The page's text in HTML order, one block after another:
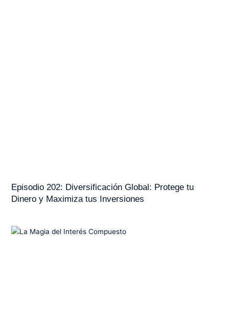
Episodio 202: Diversificación Global: Protege tu
Dinero y Maximiza tus Inversiones